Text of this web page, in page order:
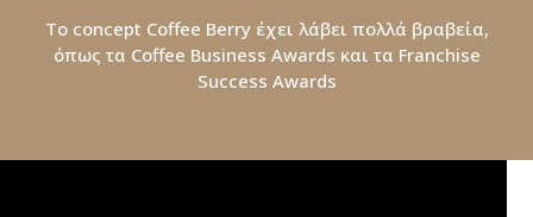
To concept Coffee Berry έχει λάβει πολλά βραβεία,
όπως τα Coffee Business Awards και τα Franchise
Success Awards